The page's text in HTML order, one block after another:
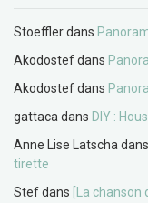
Stoefflerdans
Akodostefdans
Akodostefdans
gattaca dans DIY :
Anne Lise Latscha dans
tirette
Stefdans
[La